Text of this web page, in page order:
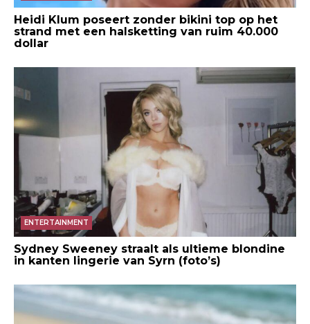
Heidi Klum poseert zonder bikini top op het
strand met een halsketting van ruim 40.000
dollar
ENTERTAINMENT
Sydney Sweeney straalt als ultieme blondine
in kanten lingerie van Syrn (foto’s)